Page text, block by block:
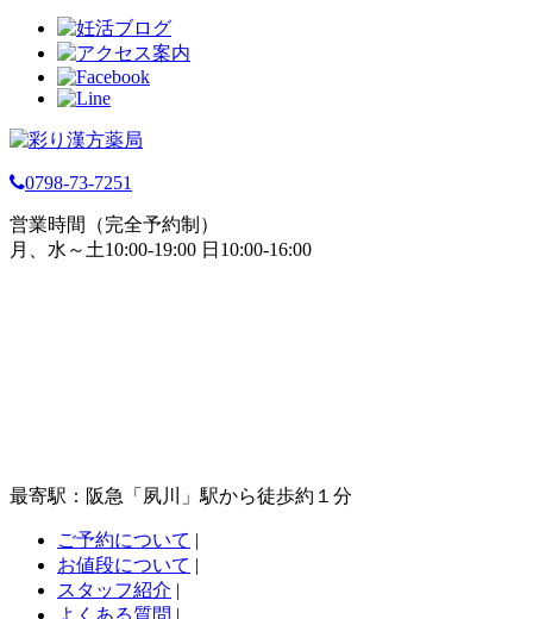
0798-73-7251
営業時間（完全予約制）
月、水～土10:00-19:00 日10:00-16:00
最寄駅：阪急「夙川」駅から徒歩約１分
ご予約について |
お値段について |
スタッフ紹介 |
よくある質問 |